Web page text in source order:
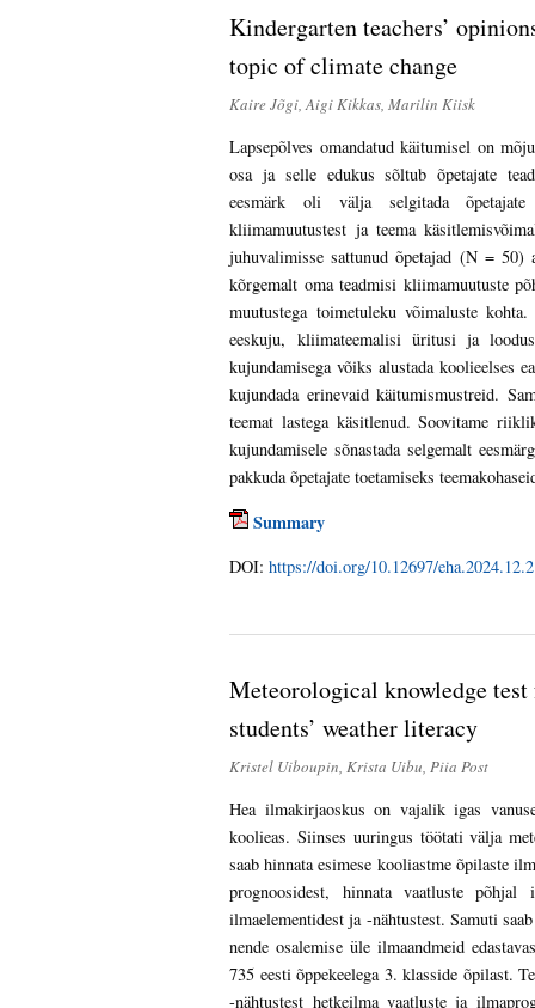
Kindergarten teachers’
topic of climate change
Kaire Jõgi, Aigi Kikkas, Marilin Kiisk
Lapsepõlves omandatud käitumisel on
osa ja selle edukus sõltub õpetajate
eesmärk oli välja selgitada
kliimamuutustest ja teema
juhuvalimisse sattunud õpetajad (N = 50)
kõrgemalt oma teadmisi kliimamuutuste
muutustega toimetuleku võimaluste
eeskuju, kliimateemalisi üritusi ja
kujundamisega võiks alustada koolieelses
kujundada erinevaid käitumismustreid.
teemat lastega käsitlenud. Soovitame
kujundamisele sõnastada selgemalt
pakkuda õpetajate toetamiseks
Summary
DOI:https://doi.org/10.12697/
Meteorological knowledge test
students’ weather literacy
Kristel Uiboupin, Krista Uibu, Piia Post
Hea ilmakirjaoskus on vajalik igas
koolieas. Siinses uuringus töötati välja
saab hinnata esimese kooliastme õpilaste
prognoosidest, hinnata vaatluste
ilmaelementidest ja -nähtustest. Samuti
nende osalemise üle ilmaandmeid
735 eesti õppekeelega 3. klasside õpilast.
-nähtustest hetkeilma vaatluste ja